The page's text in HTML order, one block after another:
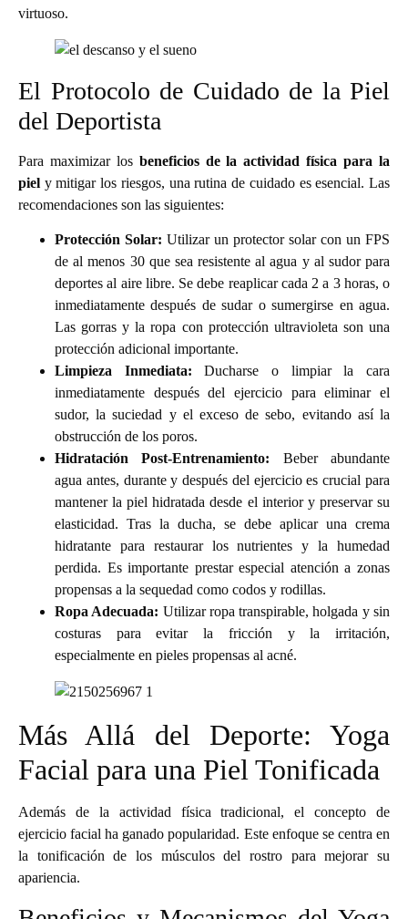
virtuoso.
El Protocolo de Cuidado de la Piel
del Deportista
Para maximizar los beneficios de la actividad física para la
piel y mitigar los riesgos, una rutina de cuidado es esencial. Las
recomendaciones son las siguientes:
Protección Solar: Utilizar un protector solar con un FPS
de al menos 30 que sea resistente al agua y al sudor para
deportes al aire libre. Se debe reaplicar cada 2 a 3 horas, o
inmediatamente después de sudar o sumergirse en agua.
Las gorras y la ropa con protección ultravioleta son una
protección adicional importante.
Limpieza Inmediata: Ducharse o limpiar la cara
inmediatamente después del ejercicio para eliminar el
sudor, la suciedad y el exceso de sebo, evitando así la
obstrucción de los poros.
Hidratación Post-Entrenamiento: Beber abundante
agua antes, durante y después del ejercicio es crucial para
mantener la piel hidratada desde el interior y preservar su
elasticidad. Tras la ducha, se debe aplicar una crema
hidratante para restaurar los nutrientes y la humedad
perdida. Es importante prestar especial atención a zonas
propensas a la sequedad como codos y rodillas.
Ropa Adecuada: Utilizar ropa transpirable, holgada y sin
costuras para evitar la fricción y la irritación,
especialmente en pieles propensas al acné.
Más Allá del Deporte: Yoga
Facial para una Piel Tonificada
Además de la actividad física tradicional, el concepto de
ejercicio facial ha ganado popularidad. Este enfoque se centra en
la tonificación de los músculos del rostro para mejorar su
apariencia.